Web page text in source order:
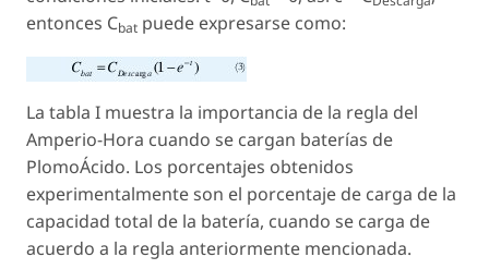
entonces Cbat puede expresarse como:
La tabla I muestra la importancia de la regla del
Amperio-Hora cuando se cargan baterías de
PlomoÁcido. Los porcentajes obtenidos
experimentalmente son el porcentaje de carga de la
capacidad total de la batería, cuando se carga de
acuerdo a la regla anteriormente mencionada.